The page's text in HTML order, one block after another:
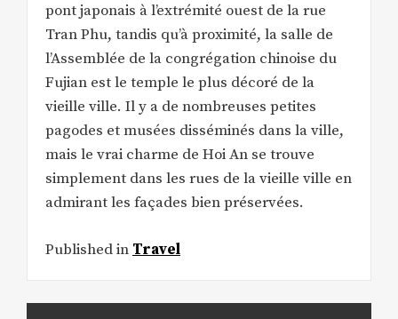
pont japonais à l’extrémité ouest de la rue
Tran Phu, tandis qu’à proximité, la salle de
l’Assemblée de la congrégation chinoise du
Fujian est le temple le plus décoré de la
vieille ville. Il y a de nombreuses petites
pagodes et musées disséminés dans la ville,
mais le vrai charme de Hoi An se trouve
simplement dans les rues de la vieille ville en
admirant les façades bien préservées.
Published in Travel